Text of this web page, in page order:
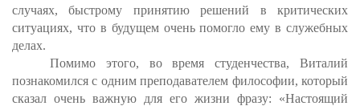
случаях, быстрому принятию решений в критических
ситуациях, что в будущем очень помогло ему в служебных
делах.
Помимо этого, во время студенчества, Виталий
познакомился с одним преподавателем философии, который
сказал очень важную для его жизни фразу: «Настоящий